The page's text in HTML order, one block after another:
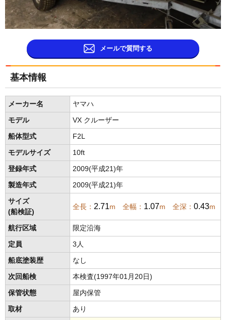
メールで質問する
基本情報
メーカー名 ヤマハ
モデル VX クルーザー
船体型式 F2L
モデルサイズ 10ft
登録年式 2009(平成21)年
製造年式 2009(平成21)年
サイズ
(船検証)
全長： 2.71m 全幅： 1.07m 全深： 0.43m
航行区域 限定沿海
定員 3人
船底塗装歴 なし
次回船検 本検査(1997年01月20日)
保管状態 屋内保管
取材 あり